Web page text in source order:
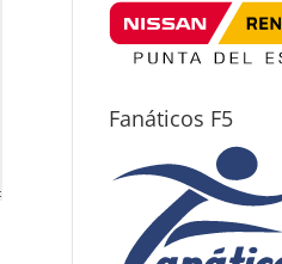
Fanáticos F5